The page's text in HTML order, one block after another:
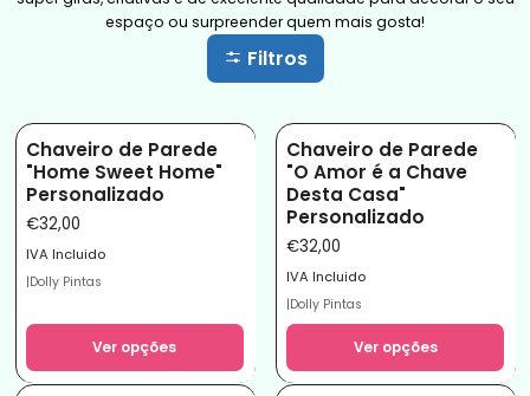
espaço ou surpreender quem mais gosta!
Filtros
Chaveiro de Parede
"Home Sweet Home"
Personalizado
€32,00
IVA Incluido
|Dolly Pintas
Ver opções
Chaveiro de Parede
"O Amor é a Chave
Desta Casa"
Personalizado
€32,00
IVA Incluido
|Dolly Pintas
Ver opções